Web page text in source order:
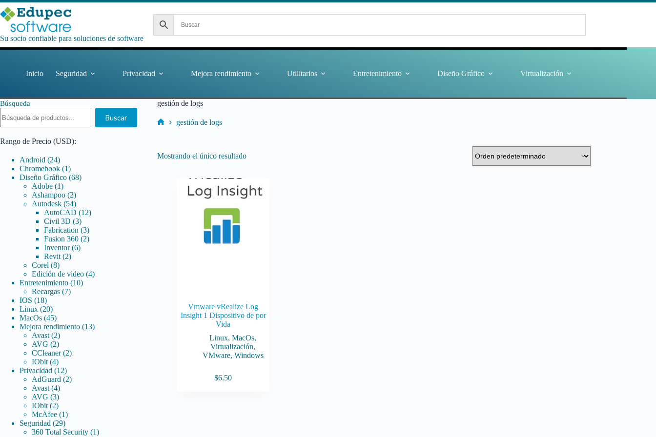
Saltar
al
contenido
Su socio confiable para soluciones de software
Inicio Seguridad Privacidad Mejora rendimiento Utilitarios Entretenimiento Diseño Gráfico Virtualización
gestión de logs
gestión de logs
Mostrando el único resultado
Vmware vRealize Log
Insight 1 Dispositivo de por
Vida
Linux,MacOs,
Virtualización,
VMware, Windows
$6.50
Búsqueda
Buscar
Rango de Precio (USD):
Android 2424
productos
Chromebook 11
producto
Diseño Gráfico 6868
Adobe 11
producto
Ashampoo 22
productos
Autodesk 5454
productos
AutoCAD 1212
Civil 3D 33
productos
Fabrication 33
productos
Fusion 360 22
Inventor 66
Revit 22
Corel 88
productos
Edición de video 44
Entretenimiento 1010
Recargas 77
IOS 1818
productos
Linux 2020
productos
MacOs 4545
productos
Mejora rendimiento 1313
Avast 22
productos
AVG 22
productos
CCleaner 22
IObit 44
productos
Privacidad 1212
productos
AdGuard 22
Avast 44
productos
AVG 33
productos
IObit 22
productos
McAfee 11
producto
Seguridad 2929
productos
360 Total Security 11